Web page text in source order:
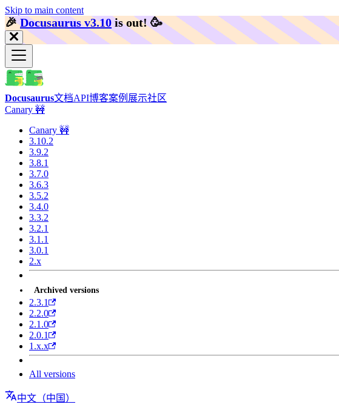
Skip to main content
🎉️Docusaurus v3.10 is out! 🥳️
Docusaurus文档API博客案例展示社区
Canary 🚧
Canary 🚧
3.10.2
3.9.2
3.8.1
3.7.0
3.6.3
3.5.2
3.4.0
3.3.2
3.2.1
3.1.1
3.0.1
2.x
Archived versions
2.3.1
2.2.0
2.1.0
2.0.1
1.x.x
All versions
中文（中国）